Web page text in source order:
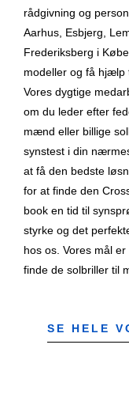
rådgivning og
Aarhus, Esbjerg,
Frederiksberg i
modeller og få hjælp
Vores dygtige
om du leder efter
mænd eller billige
synstest i din
at få den bedste
for at finde den
book en tid til
styrke og det
hos os. Vores mål
finde de solbriller til
SE HELE